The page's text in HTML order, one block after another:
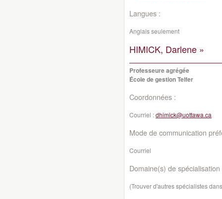
Langues :
Anglais seulement
HIMICK, Darlene »
Professeure agrégée
École de gestion Telfer
Coordonnées :
Courriel :dhimick@uottawa.ca
Mode de communication
Courriel
Domaine(s) de spécialisation
(Trouver d'autres spécialistes